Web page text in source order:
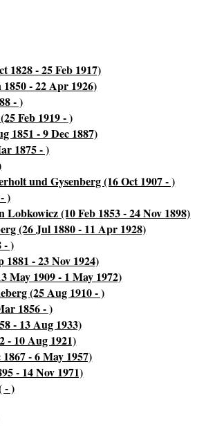
1828 - 25 Feb 1917)
- 22 Apr 1926)
- )
Feb 1919 - )
1851 - 9 Dec 1887)
1875 - )
und Gysenberg (16 Oct 1907 - )
)
(10 Feb 1853 - 24 Nov 1898)
(26 Jul 1880 - 11 Apr 1928)
- )
- 23 Nov 1924)
May 1909 - 1 May 1972)
(25 Aug 1910 - )
1856 - )
- 13 Aug 1933)
- 10 Aug 1921)
- 6 May 1957)
- 14 Nov 1971)
- )